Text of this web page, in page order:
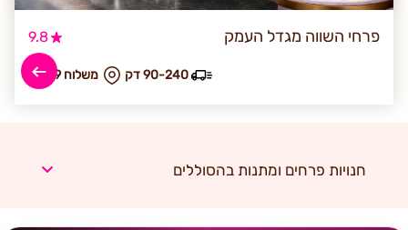
פרחי השווה מגדל העמק 9.8
₪ משלוח 69 90-240 דק
חנויות פרחים ומתנות בהסוללים